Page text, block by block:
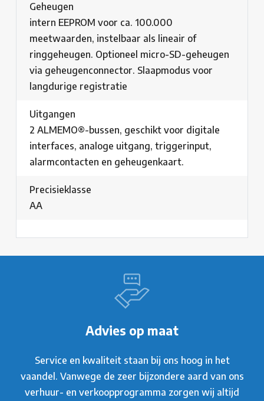
Geheugen
intern EEPROM voor ca. 100.000
meetwaarden, instelbaar als lineair of
ringgeheugen. Optioneel micro-SD-geheugen
via geheugenconnector. Slaapmodus voor
langdurige registratie
Uitgangen
2 ALMEMO®-bussen, geschikt voor digitale
interfaces, analoge uitgang, triggerinput,
alarmcontacten en geheugenkaart.
Precisieklasse
AA
Advies op maat
Service en kwaliteit staan bij ons hoog in het
vaandel. Vanwege de zeer bijzondere aard van ons
verhuur- en verkoopprogramma zorgen wij altijd